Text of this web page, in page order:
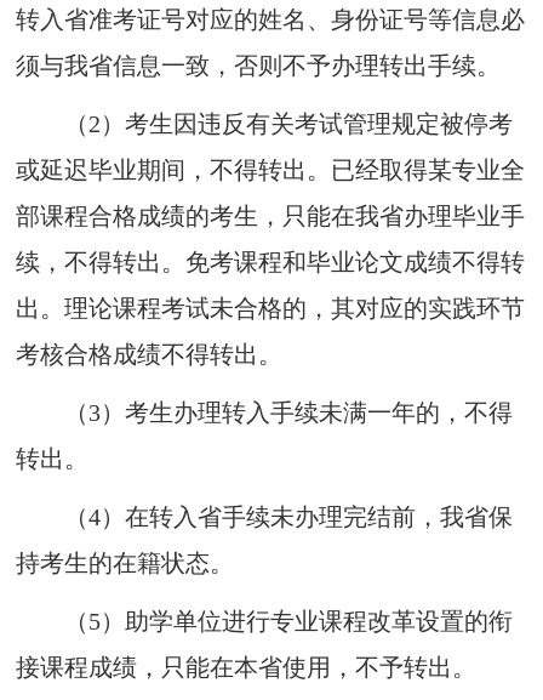
转入省准考证号对应的姓名、身份证号等信息必
须与我省信息一致，否则不予办理转出手续。
（2）考生因违反有关考试管理规定被停考
或延迟毕业期间，不得转出。已经取得某专业全
部课程合格成绩的考生，只能在我省办理毕业手
续，不得转出。免考课程和毕业论文成绩不得转
出。理论课程考试未合格的，其对应的实践环节
考核合格成绩不得转出。
（3）考生办理转入手续未满一年的，不得
转出。
（4）在转入省手续未办理完结前，我省保
持考生的在籍状态。
（5）
助学单位进行专业课程改革设置的衔
接课程成绩，只能在本省使用，不予转出。